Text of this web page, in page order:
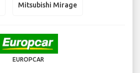
Mitsubishi Mirage
EUROPCAR